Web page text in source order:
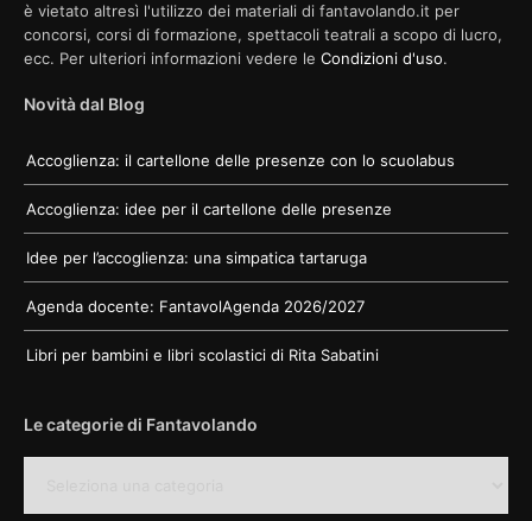
è vietato altresì l'utilizzo dei materiali di fantavolando.it per
concorsi, corsi di formazione, spettacoli teatrali a scopo di lucro,
ecc. Per ulteriori informazioni vedere le Condizioni d'uso.
Novità dal Blog
Accoglienza: il cartellone delle presenze con lo scuolabus
Accoglienza: idee per il cartellone delle presenze
Idee per l’accoglienza: una simpatica tartaruga
Agenda docente: FantavolAgenda 2026/2027
Libri per bambini e libri scolastici di Rita Sabatini
Le categorie di Fantavolando
di